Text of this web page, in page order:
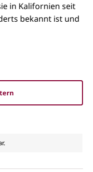
in Kalifornien seit
bekannt ist und